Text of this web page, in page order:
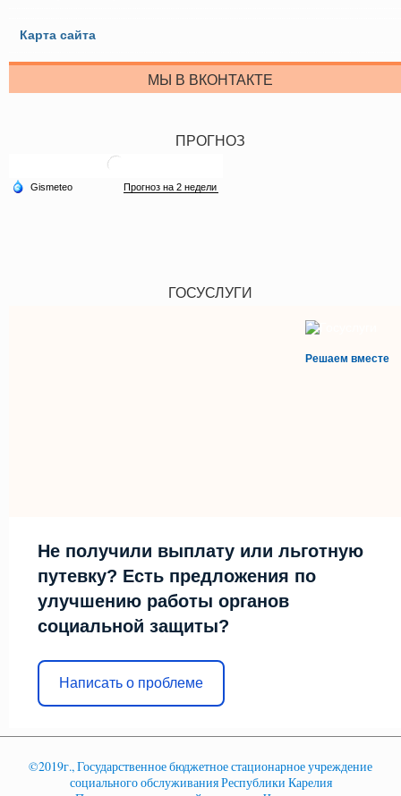
Карта сайта
МЫ В ВКОНТАКТЕ
ПРОГНОЗ
ГОСУСЛУГИ
Решаем вместе
Не получили выплату или льготную
путевку? Есть предложения по
улучшению работы органов
социальной защиты?
Написать о проблеме
©2019г., Государственное бюджетное стационарное учреждение
социального обслуживания Республики Карелия